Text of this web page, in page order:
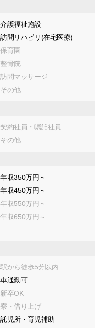
不破郡関ケ原町
安八郡輪之内町
揖斐郡揖斐川町
揖斐郡池田町
加茂郡坂祝町
加茂郡川辺町
大野郡白川村
介護福祉施設
訪問リハビリ(在宅医療)
保育園
整骨院
訪問マッサージ
その他
契約社員・嘱託社員
その他
年収350万円～
年収450万円～
年収550万円～
年収650万円～
駅から徒歩5分以内
車通勤可
新卒OK
寮・借り上げ
託児所・育児補助